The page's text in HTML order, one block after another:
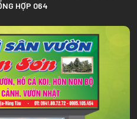
HỢP 064